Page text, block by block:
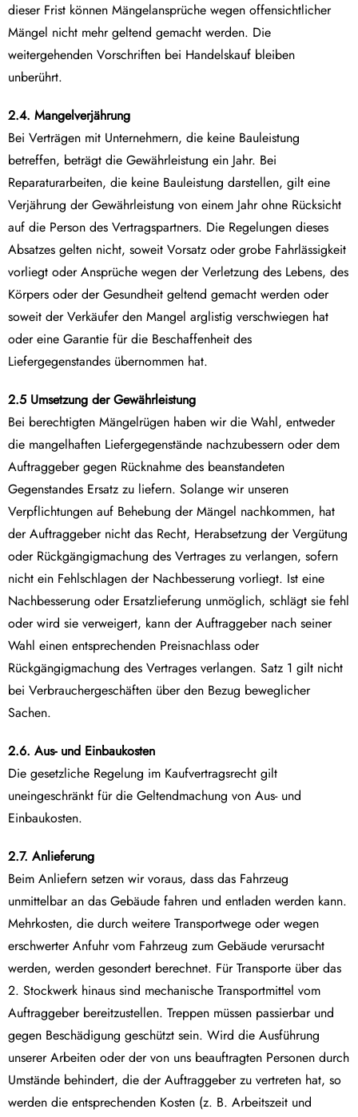
dieser Frist können Mängelansprüche wegen offensichtlicher
Mängel nicht mehr geltend gemacht werden. Die
weitergehenden Vorschriften bei Handelskauf bleiben
unberührt.
2.4. Mangelverjährung
Bei Verträgen mit Unternehmern, die keine Bauleistung
betreffen, beträgt die Gewährleistung ein Jahr. Bei
Reparaturarbeiten, die keine Bauleistung darstellen, gilt eine
Verjährung der Gewährleistung von einem Jahr ohne Rücksicht
auf die Person des Vertragspartners. Die Regelungen dieses
Absatzes gelten nicht, soweit Vorsatz oder grobe Fahrlässigkeit
vorliegt oder Ansprüche wegen der Verletzung des Lebens, des
Körpers oder der Gesundheit geltend gemacht werden oder
soweit der Verkäufer den Mangel arglistig verschwiegen hat
oder eine Garantie für die Beschaffenheit des
Liefergegenstandes übernommen hat.
2.5 Umsetzung der Gewährleistung
Bei berechtigten Mängelrügen haben wir die Wahl, entweder
die mangelhaften Liefergegenstände nachzubessern oder dem
Auftraggeber gegen Rücknahme des beanstandeten
Gegenstandes Ersatz zu liefern. Solange wir unseren
Verpflichtungen auf Behebung der Mängel nachkommen, hat
der Auftraggeber nicht das Recht, Herabsetzung der Vergütung
oder Rückgängigmachung des Vertrages zu verlangen, sofern
nicht ein Fehlschlagen der Nachbesserung vorliegt. Ist eine
Nachbesserung oder Ersatzlieferung unmöglich, schlägt sie fehl
oder wird sie verweigert, kann der Auftraggeber nach seiner
Wahl einen entsprechenden Preisnachlass oder
Rückgängigmachung des Vertrages verlangen. Satz 1 gilt nicht
bei Verbrauchergeschäften über den Bezug beweglicher
Sachen.
2.6. Aus- und Einbaukosten
Die gesetzliche Regelung im Kaufvertragsrecht gilt
uneingeschränkt für die Geltendmachung von Aus- und
Einbaukosten.
2.7. Anlieferung
Beim Anliefern setzen wir voraus, dass das Fahrzeug
unmittelbar an das Gebäude fahren und entladen werden kann.
Mehrkosten, die durch weitere Transportwege oder wegen
erschwerter Anfuhr vom Fahrzeug zum Gebäude verursacht
werden, werden gesondert berechnet. Für Transporte über das
2. Stockwerk hinaus sind mechanische Transportmittel vom
Auftraggeber bereitzustellen. Treppen müssen passierbar und
gegen Beschädigung geschützt sein. Wird die Ausführung
unserer Arbeiten oder der von uns beauftragten Personen durch
Umstände behindert, die der Auftraggeber zu vertreten hat, so
werden die entsprechenden Kosten (z. B. Arbeitszeit und